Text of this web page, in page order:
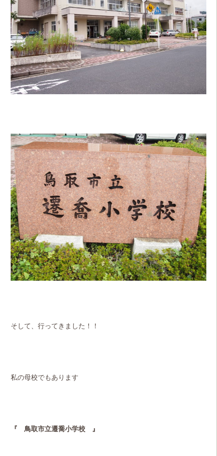
そして、行ってきました！！
私の母校でもあります
『 鳥取市立遷喬小学校 』